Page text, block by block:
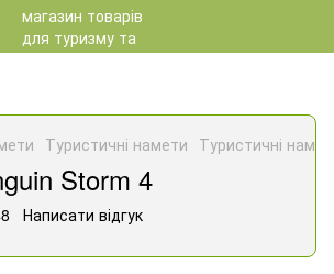
Туристичні намети Туристичні
Storm 4
Написати відгук